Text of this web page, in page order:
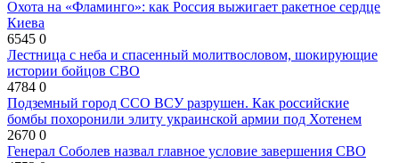
Охота на «Фламинго»: как Россия выжигает ракетное сердце
Киева
6545 0
Лестница с неба и спасенный молитвословом, шокирующие
истории бойцов СВО
4784 0
Подземный город ССО ВСУ разрушен. Как российские
бомбы похоронили элиту украинской армии под Хотенем
2670 0
Генерал Соболев назвал главное условие завершения СВО